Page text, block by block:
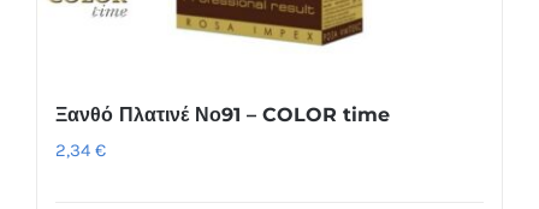
Ξανθό Πλατινέ Νο91 – COLOR time
2,34 €